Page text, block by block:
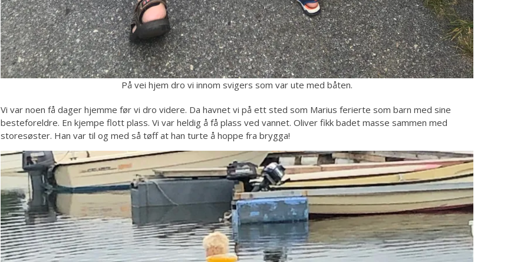
På vei hjem dro vi innom svigers som var ute med båten.
Vi var noen få dager hjemme før vi dro videre. Da havnet vi på ett sted som Marius ferierte som barn med sine
besteforeldre. En kjempe flott plass. Vi var heldig å få plass ved vannet. Oliver fikk badet masse sammen med
storesøster. Han var til og med så tøff at han turte å hoppe fra brygga!